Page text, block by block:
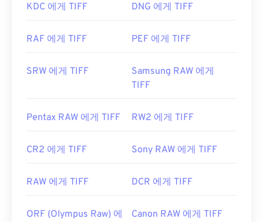
최초 출시: 1986년
https://www.file-extensions.org/tiff-파일-확장
KDC 에게 TIFF DNG 에게 TIFF
RAF 에게 TIFF PEF 에게 TIFF
SRW 에게 TIFF
Samsung RAW 에게
TIFF
Pentax RAW 에게 TIFF RW2 에게 TIFF
CR2 에게 TIFF Sony RAW 에게 TIFF
RAW 에게 TIFF DCR 에게 TIFF
ORF (Olympus Raw) 에
Canon RAW 에게 TIFF